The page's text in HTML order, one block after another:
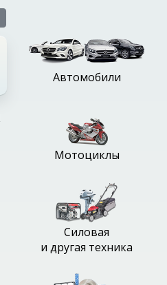
Автомобили
Мотоциклы
Силовая
и другая техника